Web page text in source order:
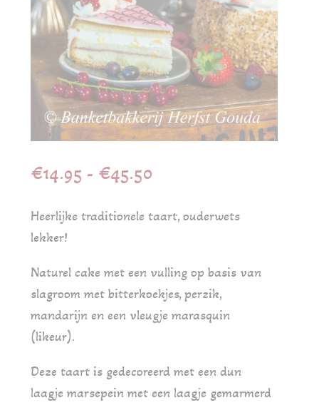
€14.95 - €45.50
tot
Heerlijke traditionele taart, ouderwets
lekker!
Naturel cake met een vulling op basis van
slagroom met bitterkoekjes, perzik,
mandarijn en een vleugje marasquin
(likeur).
Deze taart is gedecoreerd met een dun
laagje marsepein met een laagje gemarmerd